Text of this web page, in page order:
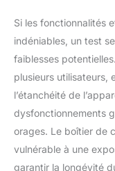
Si les fonctionnalités
indéniables, un test
faiblesses
plusieurs utilisateurs,
l’étanchéité de
dysfonctionnements
orages. Le boîtier de
vulnérable à une
garantir la longévité